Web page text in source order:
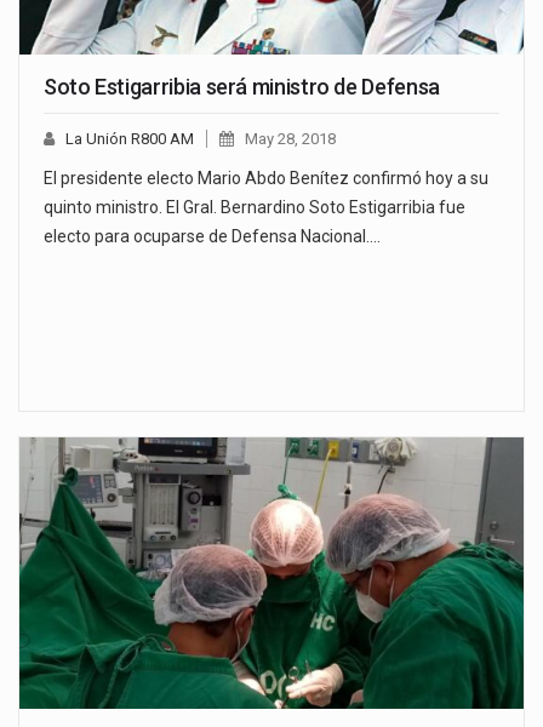
Soto Estigarribia será ministro de Defensa
La Unión R800 AM May 28, 2018
El presidente electo Mario Abdo Benítez confirmó hoy a su
quinto ministro. El Gral. Bernardino Soto Estigarribia fue
electo para ocuparse de Defensa Nacional.…